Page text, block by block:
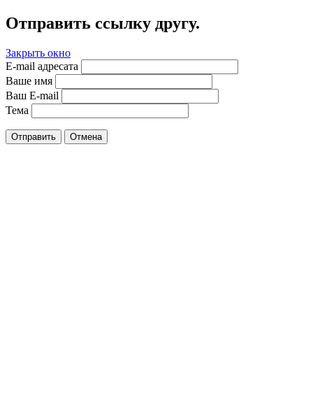
Отправить ссылку другу.
Закрыть окно
E-mail адресата
Ваше имя
Ваш E-mail
Тема
Отправить Отмена